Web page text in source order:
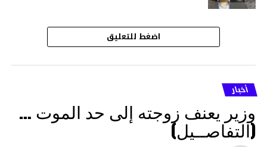
اضغط للتعليق
أخبار
وزير يعنف زوجته إلى حد الموت …
(التفاصــيل)